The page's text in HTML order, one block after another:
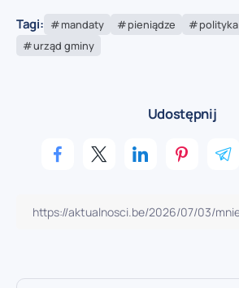
Tagi: mandaty pieniądze polityka
urząd gminy
Udostępnij